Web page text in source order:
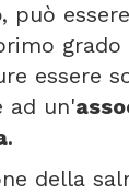
, può
grado
essere
ad un'
.
della